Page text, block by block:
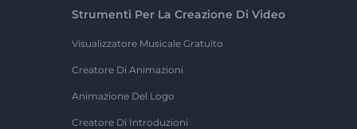
Strumenti Per La Creazione Di Video
Visualizzatore Musicale Gratuito
Creatore Di Animazioni
Animazione Del Logo
Creatore Di Introduzioni